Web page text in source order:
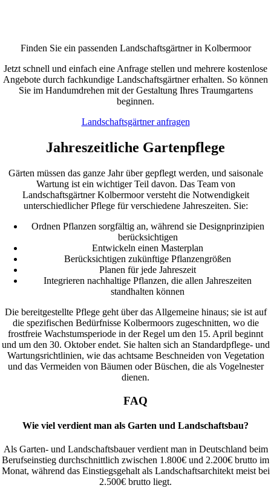
Finden Sie ein passenden Landschaftsgärtner in Kolbermoor
Jetzt schnell und einfach eine Anfrage stellen und mehrere kostenlose
Angebote durch fachkundige Landschaftsgärtner erhalten. So können
Sie im Handumdrehen mit der Gestaltung Ihres Traumgartens
beginnen.
Landschaftsgärtner anfragen
Jahreszeitliche Gartenpflege
Gärten müssen das ganze Jahr über gepflegt werden, und saisonale
Wartung ist ein wichtiger Teil davon. Das Team von
Landschaftsgärtner Kolbermoor versteht die Notwendigkeit
unterschiedlicher Pflege für verschiedene Jahreszeiten. Sie:
Ordnen Pflanzen sorgfältig an, während sie Designprinzipien
berücksichtigen
Entwickeln einen Masterplan
Berücksichtigen zukünftige Pflanzengrößen
Planen für jede Jahreszeit
Integrieren nachhaltige Pflanzen, die allen Jahreszeiten
standhalten können
Die bereitgestellte Pflege geht über das Allgemeine hinaus; sie ist auf
die spezifischen Bedürfnisse Kolbermoors zugeschnitten, wo die
frostfreie Wachstumsperiode in der Regel um den 15. April beginnt
und um den 30. Oktober endet. Sie halten sich an Standardpflege- und
Wartungsrichtlinien, wie das achtsame Beschneiden von Vegetation
und das Vermeiden von Bäumen oder Büschen, die als Vogelnester
dienen.
FAQ
Wie viel verdient man als Garten und Landschaftsbau?
Als Garten- und Landschaftsbauer verdient man in Deutschland beim
Berufseinstieg durchschnittlich zwischen 1.800€ und 2.200€ brutto im
Monat, während das Einstiegsgehalt als Landschaftsarchitekt meist bei
2.500€ brutto liegt.